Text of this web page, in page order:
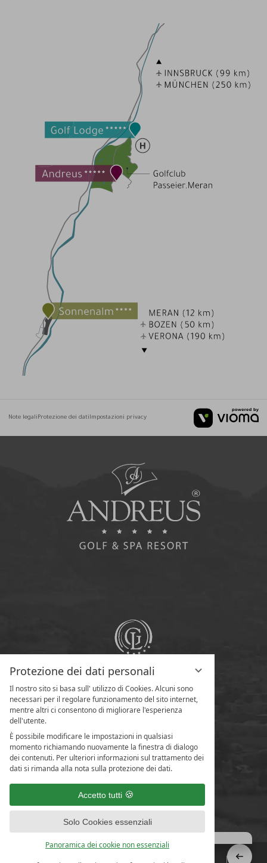
Protezione dei dati personali
Il nostro sito si basa sull' utilizzo di Cookies. Alcuni sono
necessari per il regolare funzionamento del sito internet,
mentre altri ci consentono di migliorare l'esperienza
dell'utente.
È possibile modificare le impostazioni in qualsiasi
momento richiamando nuovamente la finestra di dialogo
dei contenuti. Per ulteriori informazioni sul trattamento dei
dati si rimanda alla nota sulla protezione dei dati.
Accetto tutti
Solo Cookies essenziali
Panoramica dei cookie non essenziali
Note legaliProtezione dei datiImpostazioni privacy